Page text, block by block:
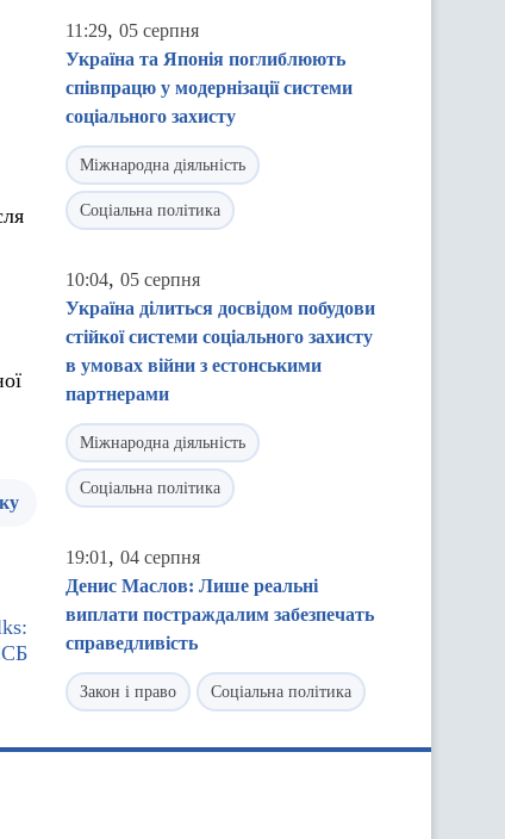
11:29, 05 серпня
Україна та Японія поглиблюють
співпрацю у модернізації системи
соціального захисту
Міжнародна діяльність
Соціальна політика
10:04, 05 серпня
Україна ділиться досвідом побудови
стійкої системи соціального захисту
в умовах війни з естонськими
партнерами
Міжнародна діяльність
Соціальна політика
19:01 , 04 серпня
Денис Маслов: Лише реальні
виплати постраждалим забезпечать
справедливість
Закон і право Соціальна політика